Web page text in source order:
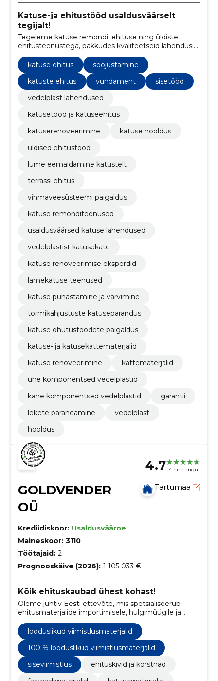
Katuse-ja ehitustööd usaldusväärselt
tegijalt!
Tegeleme katuse remondi, ehituse ning üldiste
ehitusteenustega, pakkudes kvaliteetseid lahendusi
ja turvalisust koduomanikele.
katuse ehitus
soojustamine
katuste ehitus
vundament
sisetööd
vedelplast lahendused
katusetööd ja katuseehitus
katuserenoveerimine
katuse hooldus
üldised ehitustööd
lume eemaldamine katustelt
terrassi ehitus
vihmaveesüsteemi paigaldus
katuse remonditeenused
usaldusväärsed katuse lahendused
vedelplastist katusekate
katuse renoveerimise eksperdid
lamekatuse teenused
katuse puhastamine ja värvimine
tormikahjustuste katuseparandus
katuse ohutustoodete paigaldus
katuse- ja katusekattematerjalid
katuse renoveerimine
kattematerjalid
ühe komponentsed vedelplastid
kahe komponentsed vedelplastid
garantii
lekete parandamine
vedelplast
hooldus
4.714 hinnangut
GOLDVENDER
OÜ
Tartumaa
Krediidiskoor: Usaldusväärne
Maineskoor: 3110
Töötajaid: 2
Prognooskäive (2026): 1 105 033 €
Kõik ehituskaubad ühest kohast!
Oleme juhtiv Eesti ettevõte, mis spetsialiseerub
ehitusmaterjalide importimisele, hulgimüügile ja
projektimüügile, pakkudes laia valikut kvaliteetseid
tooteid nii kodumaistest kui ka Euroopa tootjatest.
looduslikud viimistlusmaterjalid
100 % looduslikud viimistlusmaterjalid
siseviimistlus
ehituskivid ja korstnad